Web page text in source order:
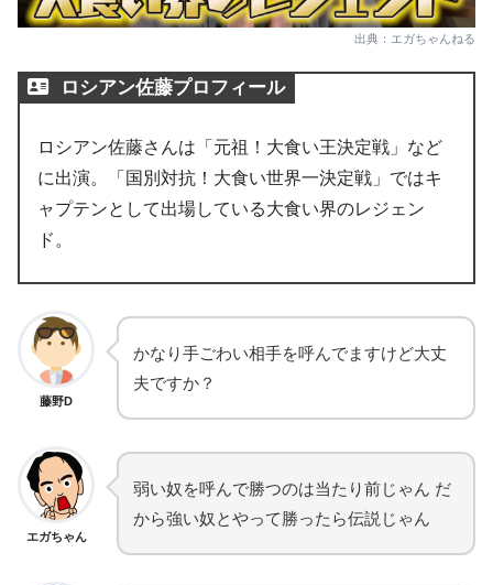
出典：エガちゃんねる
ロシアン佐藤プロフィール
ロシアン佐藤さんは「元祖！大食い王決定戦」など
に出演。「国別対抗！大食い世界一決定戦」ではキ
ャプテンとして出場している大食い界のレジェン
ド。
藤野D
かなり手ごわい相手を呼んでますけど大丈
夫ですか？
エガちゃん
弱い奴を呼んで勝つのは当たり前じゃん だ
から強い奴とやって勝ったら伝説じゃん